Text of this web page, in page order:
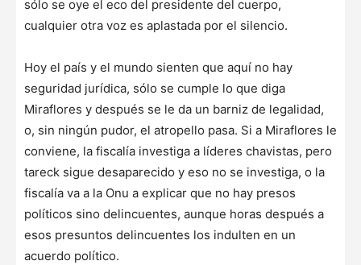
sólo se oye el eco del presidente del cuerpo,
cualquier otra voz es aplastada por el silencio.
Hoy el país y el mundo sienten que aquí no hay
seguridad jurídica, sólo se cumple lo que diga
Miraflores y después se le da un barniz de legalidad,
o, sin ningún pudor, el atropello pasa. Si a Miraflores le
conviene, la fiscalía investiga a líderes chavistas, pero
tareck sigue desaparecido y eso no se investiga, o la
fiscalía va a la Onu a explicar que no hay presos
políticos sino delincuentes, aunque horas después a
esos presuntos delincuentes los indulten en un
acuerdo político.